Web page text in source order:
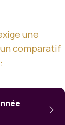
une
comparatif